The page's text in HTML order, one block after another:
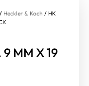
/ Heckler & Koch / HK
MM X 19